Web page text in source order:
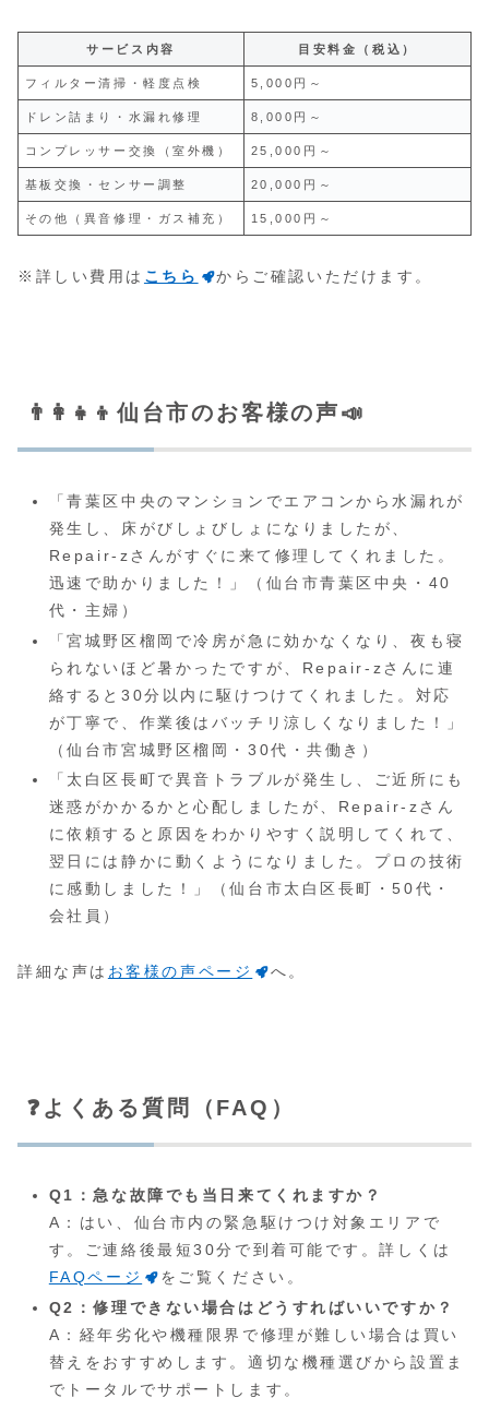
サービス内容 目安料金（税込）
フィルター清掃・軽度点検 5,000円～
ドレン詰まり・水漏れ修理 8,000円～
コンプレッサー交換（室外機） 25,000円～
基板交換・センサー調整 20,000円～
その他（異音修理・ガス補充） 15,000円～
※詳しい費用は こちら からご確認いただけます。
👨‍👩‍👧‍👦仙台市のお客様の声📣
「青葉区中央のマンションでエアコンから水漏れが
発生し、床がびしょびしょになりましたが、
Repair-zさんがすぐに来て修理してくれました。
迅速で助かりました！」（仙台市青葉区中央・40
代・主婦）
「宮城野区榴岡で冷房が急に効かなくなり、夜も寝
られないほど暑かったですが、Repair-zさんに連
絡すると30分以内に駆けつけてくれました。対応
が丁寧で、作業後はバッチリ涼しくなりました！」
（仙台市宮城野区榴岡・30代・共働き）
「太白区長町で異音トラブルが発生し、ご近所にも
迷惑がかかるかと心配しましたが、Repair-zさん
に依頼すると原因をわかりやすく説明してくれて、
翌日には静かに動くようになりました。プロの技術
に感動しました！」（仙台市太白区長町・50代・
会社員）
詳細な声は お客様の声ページ へ。
❓よくある質問（FAQ）
Q1：急な故障でも当日来てくれますか？
A：はい、仙台市内の緊急駆けつけ対象エリアで
す。ご連絡後最短30分で到着可能です。詳しくは
FAQページ
をご覧ください。
Q2：修理できない場合はどうすればいいですか？
A：経年劣化や機種限界で修理が難しい場合は買い
替えをおすすめします。適切な機種選びから設置ま
でトータルでサポートします。